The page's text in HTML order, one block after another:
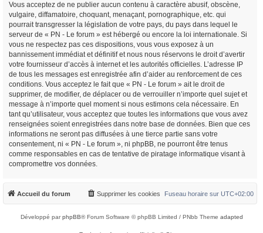
Vous acceptez de ne publier aucun contenu à caractère abusif, obscène,
vulgaire, diffamatoire, choquant, menaçant, pornographique, etc. qui
pourrait transgresser la législation de votre pays, du pays dans lequel le
serveur de « PN - Le forum » est hébergé ou encore la loi internationale. Si
vous ne respectez pas ces dispositions, vous vous exposez à un
bannissement immédiat et définitif et nous nous réservons le droit d’avertir
votre fournisseur d’accès à internet et les autorités officielles. L’adresse IP
de tous les messages est enregistrée afin d’aider au renforcement de ces
conditions. Vous acceptez le fait que « PN - Le forum » ait le droit de
supprimer, de modifier, de déplacer ou de verrouiller n’importe quel sujet et
message à n’importe quel moment si nous estimons cela nécessaire. En
tant qu’utilisateur, vous acceptez que toutes les informations que vous avez
renseignées soient enregistrées dans notre base de données. Bien que ces
informations ne seront pas diffusées à une tierce partie sans votre
consentement, ni « PN - Le forum », ni phpBB, ne pourront être tenus
comme responsables en cas de tentative de piratage informatique visant à
compromettre vos données.
Accueil du forum Fuseau horaire sur UTC+02:00
Supprimer les cookies
Développé parphpBB® Forum Software © phpBB Limited / PNbb Theme adapted